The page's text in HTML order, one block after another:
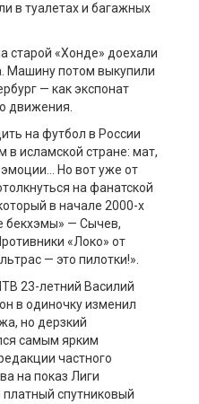
в туалетах и багажных
старой «Хонде» доехали
Машину потом выкупили
— как экспонат
движения.
на футбол в России
в исламской стране: мат,
Но вот уже от
на фанатской
в начале 2000-х
бекхэмы» — Сычев,
«Локо» от
— это пилотки!».
23-летний Василий
в одиночку изменил
но дерзкий
самым ярким
частного
на показ Лиги
спутниковый